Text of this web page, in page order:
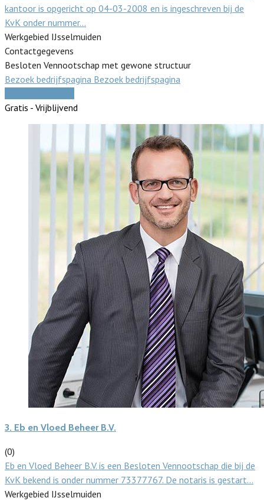
kantoor is opgericht op 04-03-2008 en is ingeschreven bij de
KvK onder nummer…
Werkgebied IJsselmuiden
Contactgegevens
Besloten Vennootschap met gewone structuur
Bezoek bedrijfspagina Bezoek bedrijfspagina
Gratis - Vrijblijvend
3. Eb en Vloed Beheer B.V.
(0)
Eb en Vloed Beheer B.V. is een Besloten Vennootschap die bij de
KvK bekend is onder nummer 73377767. De notaris is gestart…
Werkgebied IJsselmuiden